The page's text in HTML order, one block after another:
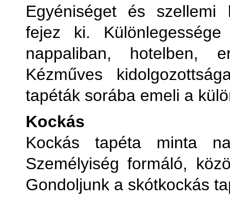
Egyéniséget és szellemi
fejez ki.
nappaliban, hotelben,
Kézműves
tapéták sorába emeli a
Kockás
Kockás tapéta minta
Személyiség formáló,
Gondoljunk a skótkockás